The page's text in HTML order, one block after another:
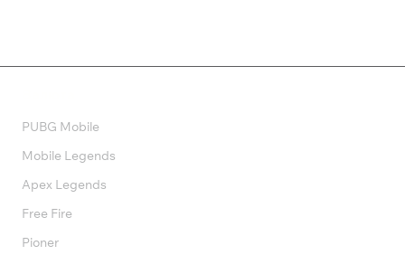
PUBG Mobile
Mobile Legends
Apex Legends
Free Fire
Pioner